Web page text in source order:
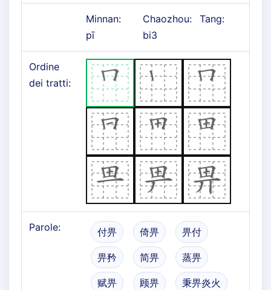
Minnan:
pī
Chaozhou:
bi3
Tang:
Ordine
dei tratti:
Parole: 付畀 倚畀 畀付
畀矜 简畀 蒸畀
赋畀 顾畀 秉畀炎火